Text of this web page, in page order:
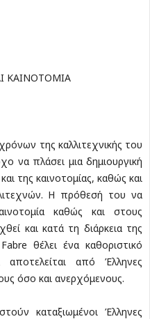
ΚΑΙΝΟΤΟΜΙΑ
της καλλιτεχνικής του
να πλάσει μια δημιουργική
της καινοτομίας, καθώς και
Η πρόθεσή του να
καθώς και στους
και κατά τη διάρκεια της
θέλει ένα καθοριστικό
από Έλληνες
όσο και ανερχόμενους.
καταξιωμένοι Έλληνες